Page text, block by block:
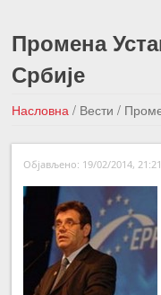
Промена
Србије
Насловна / Вести/
Објављено: 19/02/2014, 21:21